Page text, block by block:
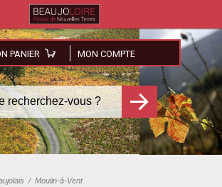
PANIER MON COMPTE
/ Moulin-à-Vent